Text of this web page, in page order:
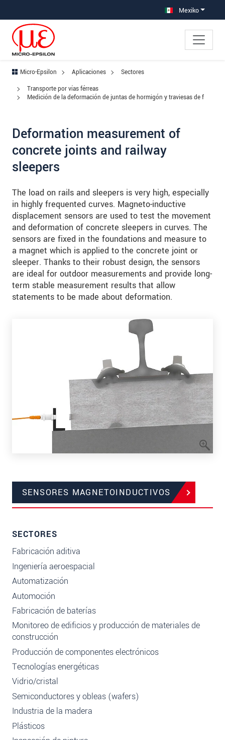
Saltar directamente a la navegación principal Mexiko
Micro-Epsilon Aplicaciones
Sectores
Transporte por vías férreas
Medición de la deformación de juntas de hormigón y traviesas de f
Deformation measurement of
concrete joints and railway
sleepers
The load on rails and sleepers is very high, especially
in highly frequented curves. Magneto-inductive
displacement sensors are used to test the movement
and deformation of concrete sleepers in curves. The
sensors are fixed in the foundations and measure to
a magnet which is applied to the concrete joint or
sleeper. Thanks to their robust design, the sensors
are ideal for outdoor measurements and provide long-
term stable measurement results that allow
statements to be made about deformation.
SENSORES MAGNETOINDUCTIVOS
SECTORES
Fabricación aditiva
Ingeniería aeroespacial
Automatización
Automoción
Fabricación de baterías
Monitoreo de edificios y producción de materiales de
construcción
Producción de componentes electrónicos
Tecnologías energéticas
Vidrio/cristal
Semiconductores y obleas (wafers)
Industria de la madera
Plásticos